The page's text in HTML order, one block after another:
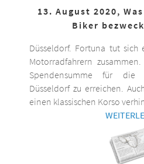
13. August 2020,
Biker
Düsseldorf. Fortuna tut
Motorradfahrern
Spendensumme für die
Düsseldorf zu erreichen.
einen klassischen Korso